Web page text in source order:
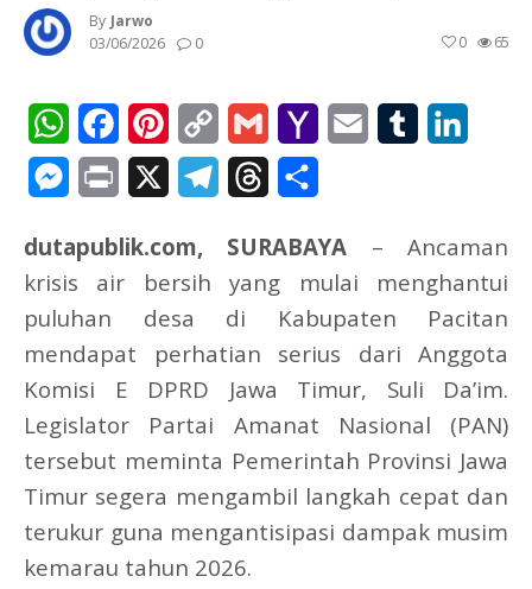
By Jarwo
03/06/2026
0 65
0
WhatsAppFacebookPinterest
Copy
Link
Gmail
Yahoo
Email Tumblr
Messenger
Print TelegramThreads
dutapublik.com, SURABAYA – Ancaman
krisis air bersih yang mulai menghantui
puluhan desa di Kabupaten Pacitan
mendapat perhatian serius dari Anggota
Komisi E DPRD Jawa Timur, Suli Da’im.
Legislator Partai Amanat Nasional (PAN)
tersebut meminta Pemerintah Provinsi Jawa
Timur segera mengambil langkah cepat dan
terukur guna mengantisipasi dampak musim
kemarau tahun 2026.